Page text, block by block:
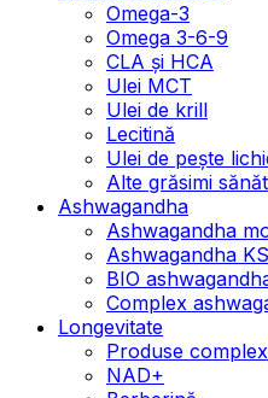
Omega-3
Omega 3-6-9
CLA şi HCA
Ulei MCT
Ulei de krill
Lecitină
Ulei de pește
Alte grăsimi
Ashwagandha
Ashwagandha
Ashwagandha
BIO
Complex
Longevitate
Produse
NAD+